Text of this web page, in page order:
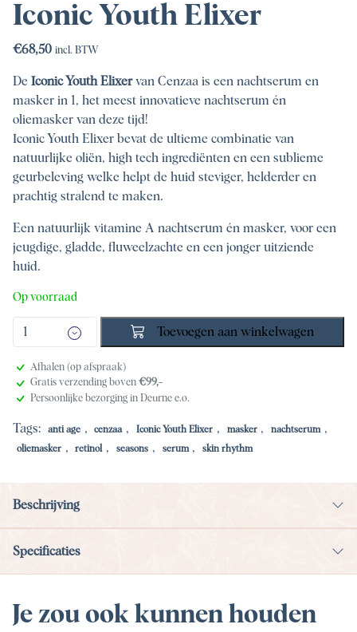
Iconic Youth Elixer
€68,50 incl. BTW
De Iconic Youth Elixervan Cenzaa is een nachtserum en
masker in 1, het meest innovatieve nachtserum én
oliemasker van deze tijd!
Iconic Youth Elixer bevat de ultieme combinatie van
natuurlijke oliën, high tech ingrediënten en een sublieme
geurbeleving welke helpt de huid steviger, helderder en
prachtig stralend te maken.
Een natuurlijk vitamine A nachtserum én masker, voor een
jeugdige, gladde, fluweelzachte en een jonger uitziende
huid.
Op voorraad
Toevoegen aan winkelwagen
Afhalen (op afspraak)
Gratis verzending boven€99,-
Persoonlijke bezorging in Deurne e.o.
Tags: anti age , cenzaa , Iconic Youth Elixer , masker , nachtserum ,
oliemasker , retinol , seasons , serum , skin rhythm
Beschrijving
Specificaties
Je zou ook kunnen houden